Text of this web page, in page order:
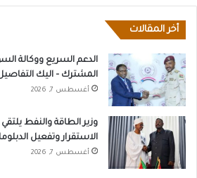
أخر المقالات
الدعم السريع ووكالة
المشترك – اليك
أغسطس 7, 2026
وزير الطاقة والنفط
الاستقرار وتفعيل
أغسطس 7, 2026